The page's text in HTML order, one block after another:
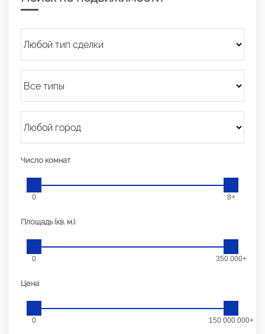
Число комнат
0 8+
Площадь (кв. м.)
0 350 000+
Цена
0 150 000 000+